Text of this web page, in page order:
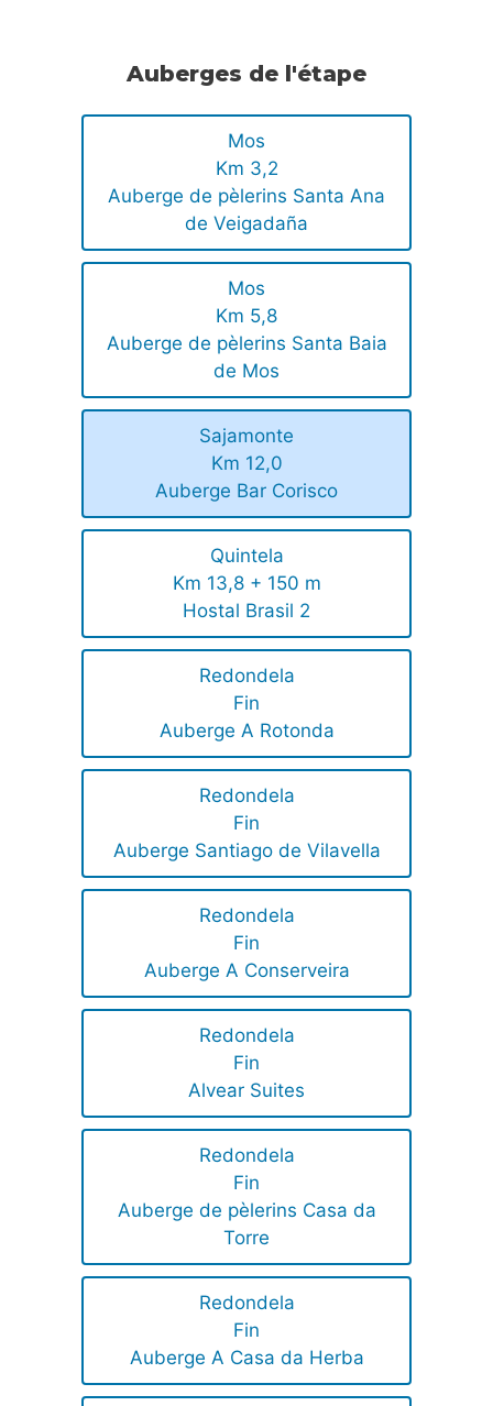
Auberges de l'étape
Mos
Km 3,2
Auberge de pèlerins Santa Ana
de Veigadaña
Mos
Km 5,8
Auberge de pèlerins Santa Baia
de Mos
Sajamonte
Km 12,0
Auberge Bar Corisco
Quintela
Km 13,8 + 150 m
Hostal Brasil 2
Redondela
Fin
Auberge A Rotonda
Redondela
Fin
Auberge Santiago de Vilavella
Redondela
Fin
Auberge A Conserveira
Redondela
Fin
Alvear Suites
Redondela
Fin
Auberge de pèlerins Casa da
Torre
Redondela
Fin
Auberge A Casa da Herba